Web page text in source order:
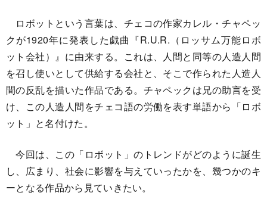
ロボットという言葉は、チェコの作家カレル・チャペッ
クが1920年に発表した戯曲『R.U.R.（ロッサム万能ロボ
ット会社）』に由来する。これは、人間と同等の人造人間
を召し使いとして供給する会社と、そこで作られた人造人
間の反乱を描いた作品である。チャペックは兄の助言を受
け、この人造人間をチェコ語の労働を表す単語から「ロボ
ット」と名付けた。
今回は、この「ロボット」のトレンドがどのように誕生
し、広まり、社会に影響を与えていったかを、幾つかのキ
ーとなる作品から見ていきたい。